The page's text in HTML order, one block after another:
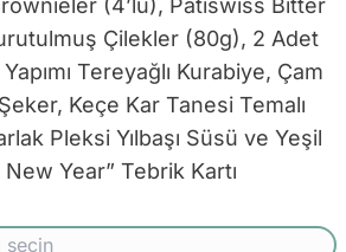
Çilekler (80g), 2 Adet
Yapımı Tereyağlı Kurabiye, Çam
Keçe Kar Tanesi Temalı
Pleksi Yılbaşı Süsü ve Yeşil
New Year” Tebrik Kartı